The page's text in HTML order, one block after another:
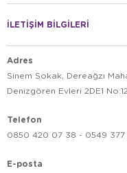
İLETİŞİM BİLGİLERİ
Adres
Sinem Sokak, Dereağzı
Denizgören Evleri 2DE1
Telefon
0850 420 07 38 - 0549 377
E-posta